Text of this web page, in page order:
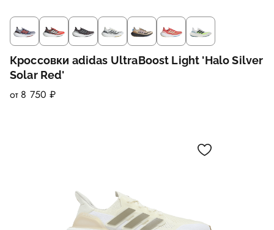
Кроссовки adidas UltraBoost Light 'Halo Silver
Solar Red'
от 8 750 ₽